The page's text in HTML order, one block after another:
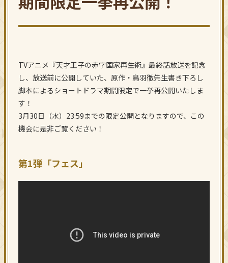
TVアニメ『天才王子の赤字国家再生術』最終話放送を記念
し、放送前に公開していた、原作・鳥羽徹先生書き下ろし
脚本によるショートドラマ期間限定で一挙再公開いたしま
す！
3月30日（水）23:59までの限定公開となりますので、この
機会に是非ご覧ください！
第1弾「フェス」
Official Twitter
SHARE